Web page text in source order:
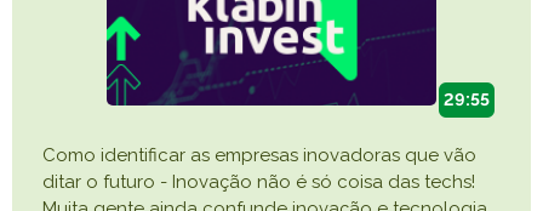
29:55
Como identificar as empresas inovadoras que vão
ditar o futuro - Inovação não é só coisa das techs!